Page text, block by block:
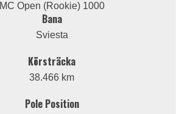
MC Open (Rookie) 1000
Bana
Sviesta
Körsträcka
38.466 km
Pole Position